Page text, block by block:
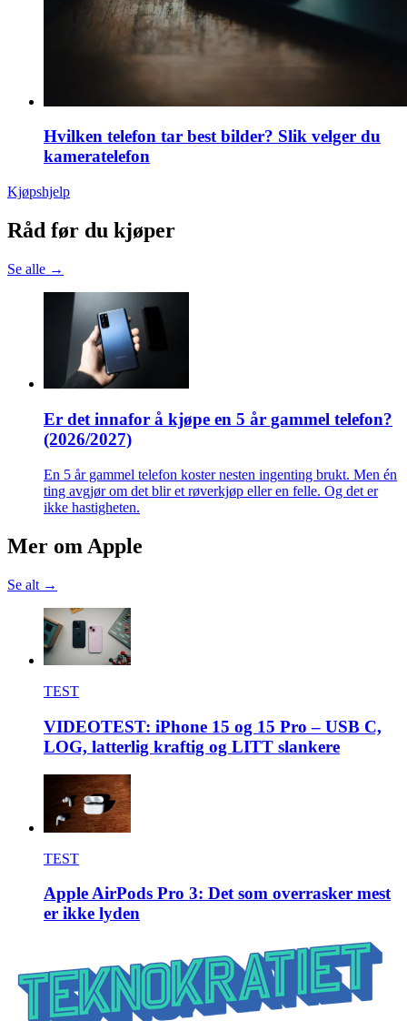
Hvilken telefon tar best bilder? Slik velger du
kameratelefon
Kjøpshjelp
Råd før du kjøper
Se alle →
Er det innafor å kjøpe en 5 år gammel telefon?
(2026/2027)
En 5 år gammel telefon koster nesten ingenting brukt. Men én
ting avgjør om det blir et røverkjøp eller en felle. Og det er
ikke hastigheten.
Mer om Apple
Se alt →
TEST
VIDEOTEST: iPhone 15 og 15 Pro – USB C,
LOG, latterlig kraftig og LITT slankere
TEST
Apple AirPods Pro 3: Det som overrasker mest
er ikke lyden